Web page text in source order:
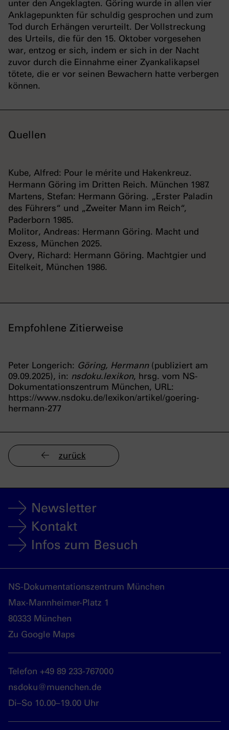
unter den Angeklagten. Göring wurde in allen vier
Anklagepunkten für schuldig gesprochen und zum
Tod durch Erhängen verurteilt. Der Vollstreckung
des Urteils, die für den 15. Oktober vorgesehen
war, entzog er sich, indem er sich in der Nacht
zuvor durch die Einnahme einer Zyankalikapsel
tötete, die er vor seinen Bewachern hatte verbergen
können.
Quellen
Kube, Alfred: Pour le mérite und Hakenkreuz.
Hermann Göring im Dritten Reich. München 1987.
Martens, Stefan: Hermann Göring. „Erster Paladin
des Führers“ und „Zweiter Mann im Reich“,
Paderborn 1985.
Molitor, Andreas: Hermann Göring. Macht und
Exzess, München 2025.
Overy, Richard: Hermann Göring. Machtgier und
Eitelkeit, München 1986.
Empfohlene Zitierweise
Peter Longerich: Göring, Hermann(publiziert am
09.09.2025), in: nsdoku.lexikon, hrsg. vom NS-
Dokumentationszentrum München, URL:
https://www.nsdoku.de/lexikon/artikel/goering-
hermann-277
zurück
Newsletter
Kontakt
Infos zum Besuch
NS-Dokumentationszentrum München
Max-Mannheimer-Platz 1
80333 München
Zu Google Maps
Telefon +49 89 233-767000
nsdoku@muenchen.de
Di–So 10.00–19.00 Uhr